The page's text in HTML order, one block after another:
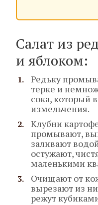
Салат из
и яблоком:
Редьку
терке и
сока, который
измельчения.
Клубни
промывают,
заливают
остужают,
маленькими
Очищают от
вырезают из
режут